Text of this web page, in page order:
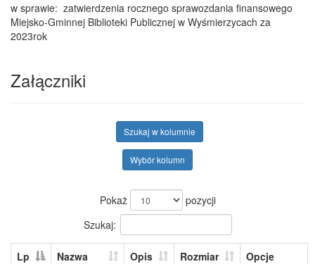
w sprawie: zatwierdzenia rocznego sprawozdania finansowego
Miejsko-Gminnej Biblioteki Publicznej w Wyśmierzycach za
2023rok
Załączniki
Szukaj w kolumnie
Wybór kolumn
Pokaż
pozycji
Szukaj:
Lp Nazwa Opis Rozmiar
Opcje